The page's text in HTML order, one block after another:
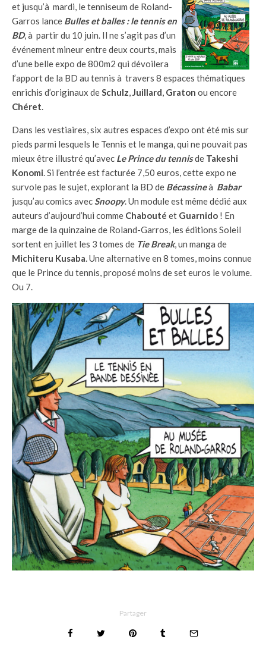
et jusqu’à mardi, le tenniseum de Roland-
Garros lance Bulles et balles : le tennis en
BD, à partir du 10 juin. Il ne s’agit pas d’un
événement mineur entre deux courts, mais
d’une belle expo de 800m2 qui dévoilera
l’apport de la BD au tennis à travers 8 espaces thématiques
enrichis d’originaux deSchulz,Juillard, Graton ou encore
Chéret.
Dans les vestiaires, six autres espaces d’expo ont été mis sur
pieds parmi lesquels le Tennis et le manga, qui ne pouvait pas
mieux être illustré qu’avec Le Prince du tennisde Takeshi
Konomi. Si l’entrée est facturée 7,50 euros, cette expo ne
survole pas le sujet, explorant la BD de Bécassineà Babar
jusqu’au comics avecSnoopy. Un module est même dédié aux
auteurs d’aujourd’hui comme Chabouté et Guarnido ! En
marge de la quinzaine de Roland-Garros, les éditions Soleil
sortent en juillet les 3 tomes de Tie Break, un manga de
Michiteru Kusaba. Une alternative en 8 tomes, moins connue
que le Prince du tennis, proposé moins de set euros le volume.
Ou 7.
Partager